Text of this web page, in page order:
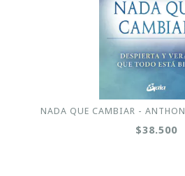
NADA QUE CAMBIAR -
$38.500